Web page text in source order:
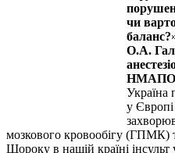
чи
баланс?
О.А.
НМАПО
Україна
у
мозкового кровообігу (ГПМК)
Щороку в нашій країні